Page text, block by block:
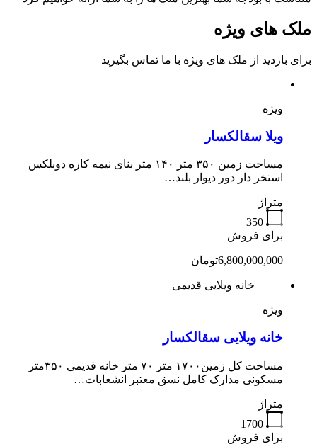
ملک های ویژه
برای بازدید از ملک های ویژه با ما تماس بگیرید
ویژه
ویلا سقالکسار
مساحت زمین ۳۵۰ متر ۱۴۰ متر بنای نیمه کاره دوبلکس
استخر دار دور دیوار بلند…
متراژ
350
برای فروش
6,800,000,000تومان
خانه ویلایی قدیمی
ویژه
خانه ویلایی سقالکسار
مساحت کل زمین۱۷۰۰ متر ۷۰ متر خانه قدیمی ۳۵۰متر
مسکونی مدارک کامل نسق معتبر انشعابات…
متراژ
1700
برای فروش